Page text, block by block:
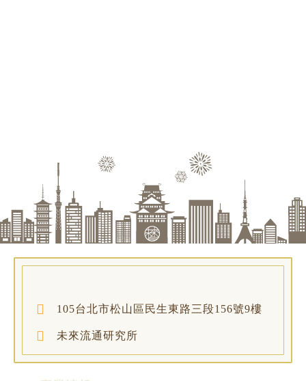
105台北市松山區民生東路三段156號9樓
未來流通研究所